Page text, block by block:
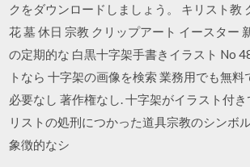
クをダウンロードしましょう。 キリスト教
花 墓 休日 宗教 クリップアート イースター
の定期的な 白黒十字架手書きイラスト No
トなら 十字架の画像を検索 業務用でも無
必要なし 著作権なし. 十字架がイラスト付
リストの処刑につかった道具宗教のシンボ
象徴的なシ